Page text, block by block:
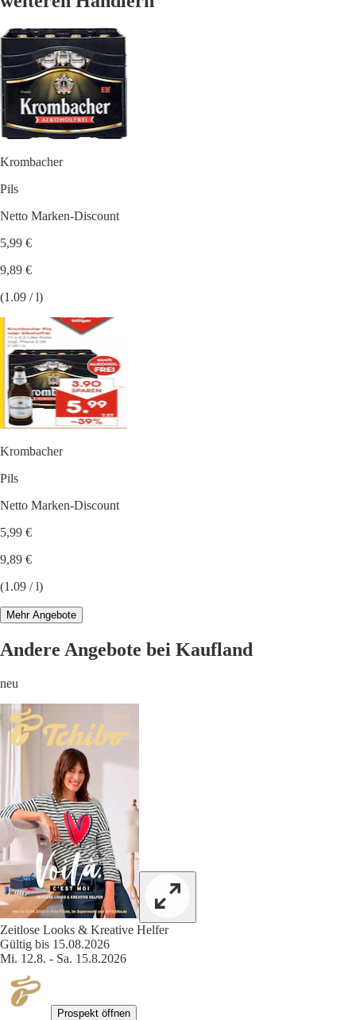
Krombacher
Pils
Netto Marken-Discount
5,99 €
9,89 €
(1.09 / l)
Krombacher
Pils
Netto Marken-Discount
5,99 €
9,89 €
(1.09 / l)
Mehr Angebote
Andere Angebote bei Kaufland
neu
Zeitlose Looks & Kreative Helfer
Gültig bis 15.08.2026
Mi. 12.8. - Sa. 15.8.2026
Prospekt öffnen